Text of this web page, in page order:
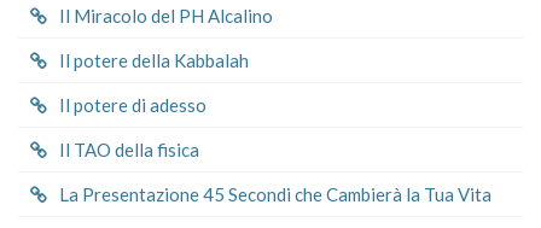
Il Miracolo del PH Alcalino
Il potere della Kabbalah
Il potere di adesso
Il TAO della fisica
La Presentazione 45 Secondi che Cambierà la Tua Vita